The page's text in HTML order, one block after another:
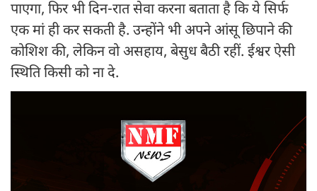
पाएगा, फिर भी दिन-रात सेवा करना बताता है कि ये सिर्फ
एक मां ही कर सकती है. उन्होंने भी अपने आंसू छिपाने की
कोशिश की, लेकिन वो असहाय, बेसुध बैठी रहीं. ईश्वर ऐसी
स्थिति किसी को ना दे.